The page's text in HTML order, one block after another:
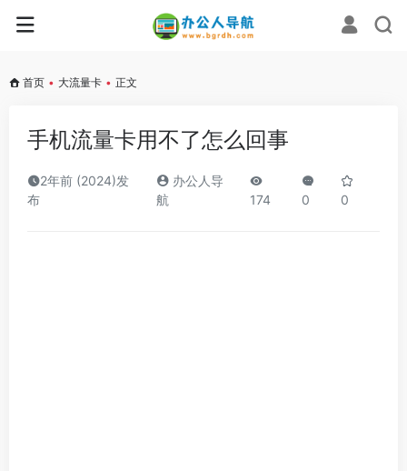
首页 • 大流量卡 • 正文
手机流量卡用不了怎么回事
2年前 (2024)发
布
办公人导
航
174 0 0